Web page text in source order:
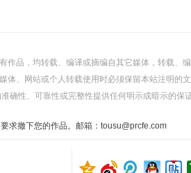
作品，均转载、编译或摘编自其它媒体，转载、
体、网站或个人转载使用时必须保留本站注明的
确性、可靠性或完整性提供任何明示或暗示的保证
求撤下您的作品。邮箱：tousu@prcfe.com